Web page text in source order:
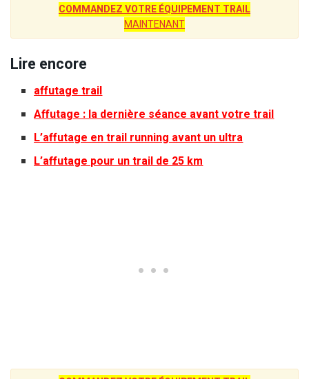
COMMANDEZ VOTRE ÉQUIPEMENT TRAIL
MAINTENANT
Lire encore
affutage trail
Affutage : la dernière séance avant votre trail
L’affutage en trail running avant un ultra
L’affutage pour un trail de 25 km